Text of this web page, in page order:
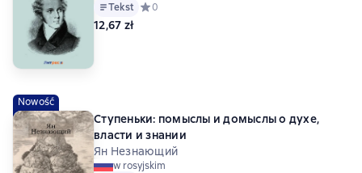
Tekst Средний рейтинг 0 на основе 0 оценок
0
12,67 zł
Nowość
Ступеньки: помыслы и домыслы о духе,
власти и знании
Ян Незнающий
w rosyjskim